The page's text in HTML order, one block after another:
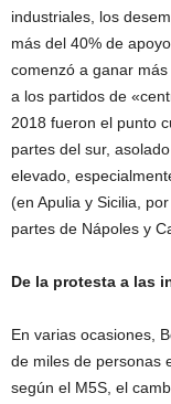
industriales, los
más del 40% de
comenzó a ganar
a los partidos de
2018 fueron el punto
partes del sur,
elevado,
(en Apulia y Sicilia,
partes de Nápoles y
De la protesta a las
En varias ocasiones,
de miles de personas
según el M5S, el